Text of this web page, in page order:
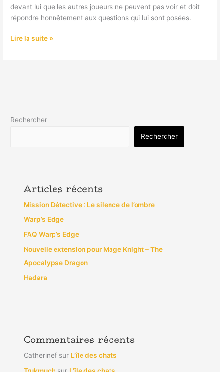
devant lui que les autres joueurs ne peuvent pas voir et doit
répondre honnêtement aux questions qui lui sont posées.
Lire la suite »
Rechercher
Rechercher
Articles récents
Mission Détective : Le silence de l’ombre
Warp’s Edge
FAQ Warp’s Edge
Nouvelle extension pour Mage Knight – The
Apocalypse Dragon
Hadara
Commentaires récents
Catherinef sur L’île des chats
Trukmuch sur L’île des chats